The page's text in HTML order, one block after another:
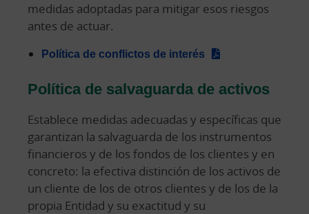
medidas adoptadas para mitigar esos riesgos
antes de actuar.
Política de conflictos de interés
Política de salvaguarda de activos
Establece medidas adecuadas y específicas que
garantizan la salvaguarda de los instrumentos
financieros y de los fondos de los clientes y en
concreto: la efectiva distinción de los activos de
un cliente de los de otros clientes y de los de la
propia Entidad y su exactitud y su